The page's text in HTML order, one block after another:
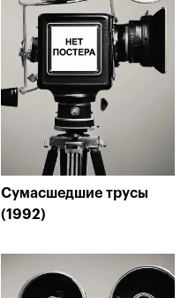
Сумасшедшие трусы
(1992)